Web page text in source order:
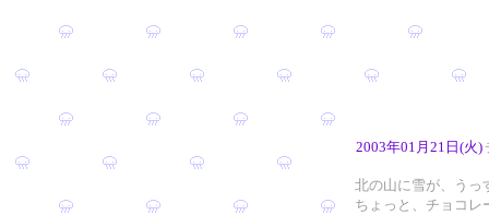
2003年01月21日(火)
北の山に雪が、うっ
ちょっと、チョコレ